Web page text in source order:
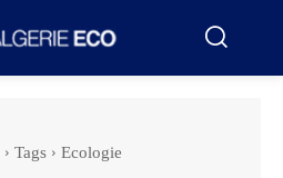
Tags Ecologie